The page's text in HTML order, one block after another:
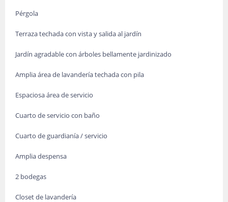
Pérgola
Terraza techada con vista y salida al jardín
Jardín agradable con árboles bellamente jardinizado
Amplia área de lavandería techada con pila
Espaciosa área de servicio
Cuarto de servicio con baño
Cuarto de guardianía / servicio
Amplia despensa
2 bodegas
Closet de lavandería